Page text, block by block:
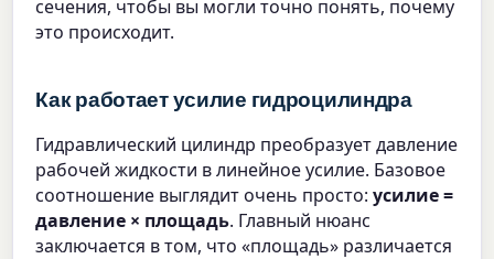
сечения, чтобы вы могли точно понять, почему
это происходит.
Как работает усилие гидроцилиндра
Гидравлический цилиндр преобразует давление
рабочей жидкости в линейное усилие. Базовое
соотношение выглядит очень просто:усилие =
давление × площадь. Главный нюанс
заключается в том, что «площадь» различается